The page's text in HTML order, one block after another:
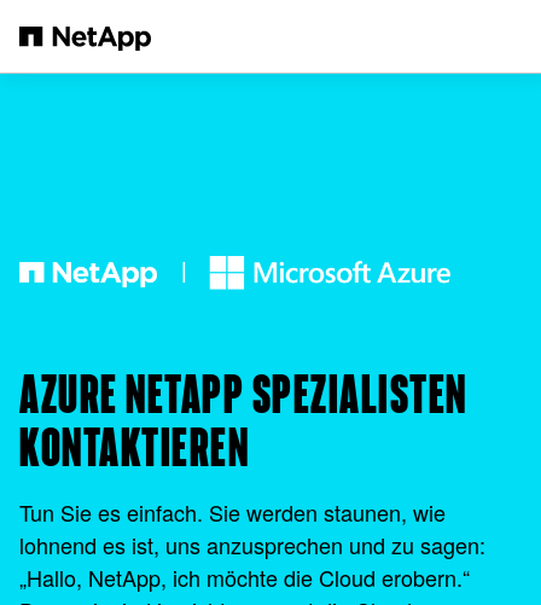
AZURE NETAPP SPEZIALISTEN
KONTAKTIEREN
Tun Sie es einfach. Sie werden staunen, wie
lohnend es ist, uns anzusprechen und zu sagen:
„Hallo, NetApp, ich möchte die Cloud erobern.“